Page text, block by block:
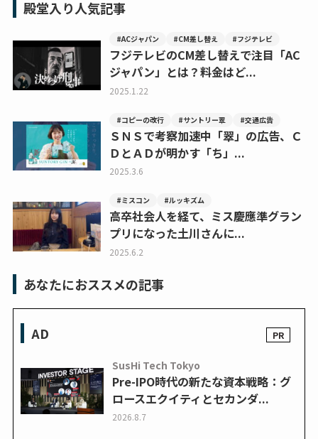
殿堂入り人気記事
#ACジャパン #CM差し替え #フジテレビ
フジテレビのCM差し替えで注目「AC
ジャパン」とは？料金はど...
2025.1.22
#コピーの改行 #サントリー翠 #交通広告
ＳＮＳで考察加速中「翠」の広告、Ｃ
ＤとＡＤが明かす「ち」...
2025.3.6
#ミスコン #ルッキズム
高卒社会人を経て、ミス慶應準グラン
プリになった土川さんに...
2025.6.2
あなたにおススメの記事
AD
SusHi Tech Tokyo
Pre-IPO時代の新たな資本戦略：グ
ロースエクイティとセカンダ...
2026.8.7